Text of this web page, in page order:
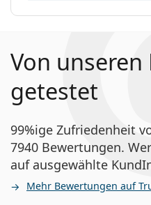
Von unseren
getestet
99%ige Zufriedenheit
7940 Bewertungen.
auf ausgewählte
Mehr Bewertungen auf